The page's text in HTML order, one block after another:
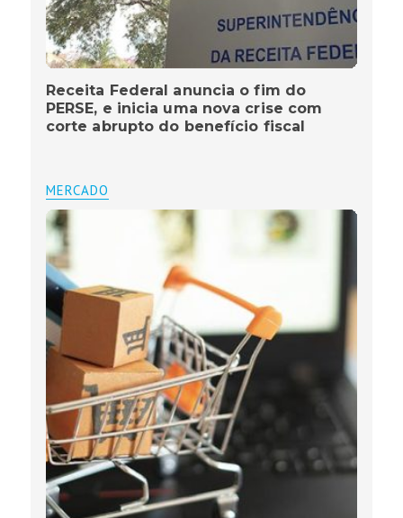
Receita Federal anuncia o fim do
PERSE, e inicia uma nova crise com
corte abrupto do benefício fiscal
MERCADO